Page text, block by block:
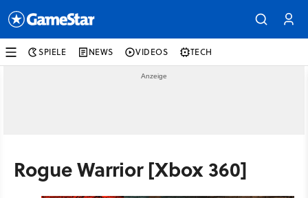
SPIELE NEWS VIDEOS TECH
Rogue Warrior [Xbox 360]